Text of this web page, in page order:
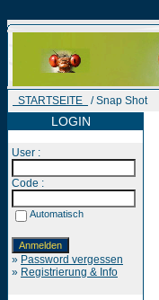
STARTSEITE / Snap Shot
LOGIN
User :
Code :
Automatisch
» Password vergessen
» Registrierung & Info